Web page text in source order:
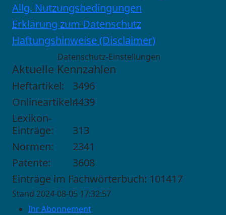
Allg. Nutzungsbedingungen
Erklärung zum Datenschutz
Haftungshinweise (Disclaimer)
Datenschutz-Einstellungen
Aktuelle Kennzahlen
Heftartikel:
3496
Onlineartikel:4439
Lexikon-
Einträge:
313
Normen:
2341
Patente:
3608
Einträge im Fachwörterbuch: 101417
Stand 2024-08-05 17:32:57
Ihr Abonnement